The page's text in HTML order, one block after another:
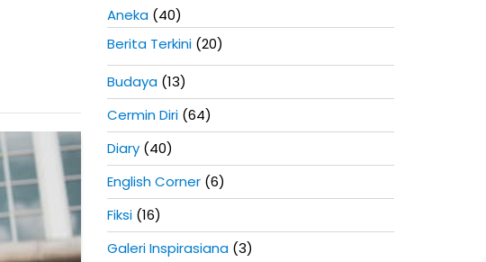
Aneka(40)
Berita Terkini(20)
Budaya(13)
Cermin Diri(64)
Diary(40)
English Corner(6)
Fiksi(16)
Galeri Inspirasiana(3)